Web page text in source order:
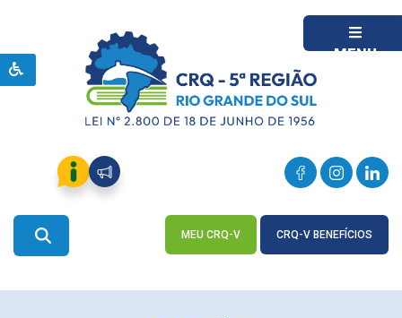
MENU
MEU CRQ-V CRQ-V BENEFÍCIOS